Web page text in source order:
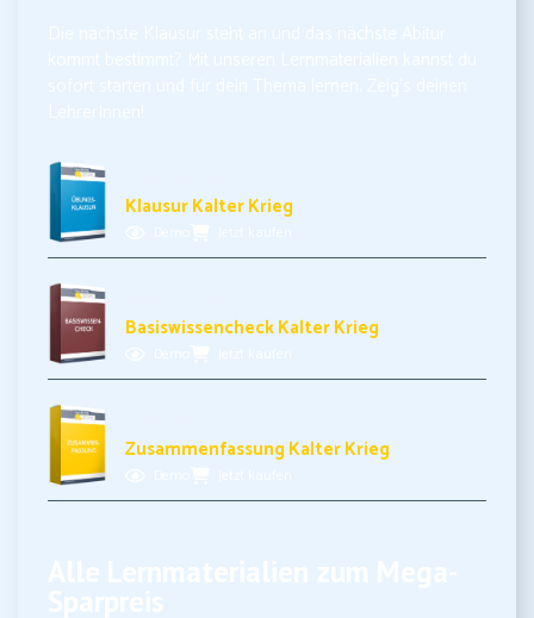
Klausur Kalter Krieg
Basiswissencheck Kalter Krieg
Zusammenfassung Kalter Krieg